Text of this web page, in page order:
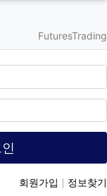
FuturesTrading
회원가입 정보찾기